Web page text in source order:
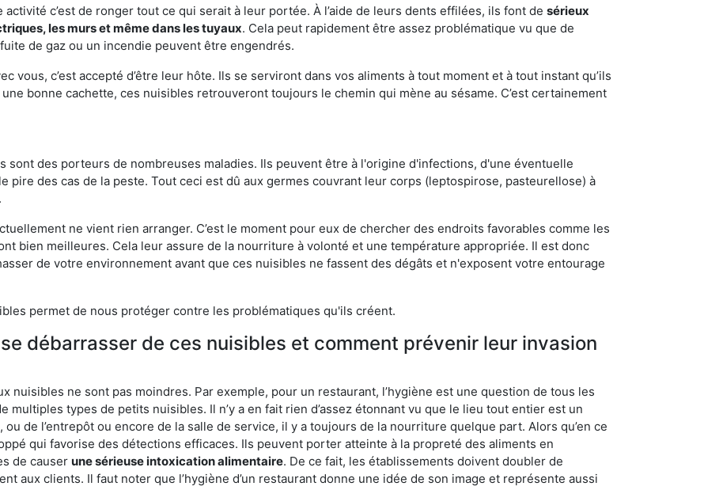
c’est de ronger tout ce qui serait à leur portée. À l’aide de leurs dents effilées, ils font de sérieux
les murs et même dans les tuyaux. Cela peut rapidement être assez problématique vu que de
de gaz ou un incendie peuvent être engendrés.
vous, c’est accepté d’être leur hôte. Ils se serviront dans vos aliments à tout moment et à tout instant qu’ils
bonne cachette, ces nuisibles retrouveront toujours le chemin qui mène au sésame. C’est certainement
sont des porteurs de nombreuses maladies. Ils peuvent être à l'origine d'infections, d'une éventuelle
pire des cas de la peste. Tout ceci est dû aux germes couvrant leur corps (leptospirose, pasteurellose) à
ne vient rien arranger. C’est le moment pour eux de chercher des endroits favorables comme les
bien meilleures. Cela leur assure de la nourriture à volonté et une température appropriée. Il est donc
de votre environnement avant que ces nuisibles ne fassent des dégâts et n'exposent votre entourage
permet de nous protéger contre les problématiques qu'ils créent.
débarrasser de ces nuisibles et comment prévenir leur invasion
nuisibles ne sont pas moindres. Par exemple, pour un restaurant, l’hygiène est une question de tous les
multiples types de petits nuisibles. Il n’y a en fait rien d’assez étonnant vu que le lieu tout entier est un
ou de l’entrepôt ou encore de la salle de service, il y a toujours de la nourriture quelque part. Alors qu’en ce
qui favorise des détections efficaces. Ils peuvent porter atteinte à la propreté des aliments en
de causer une sérieuse intoxication alimentaire. De ce fait, les établissements doivent doubler de
aux clients. Il faut noter que l’hygiène d’un restaurant donne une idée de son image et représente aussi